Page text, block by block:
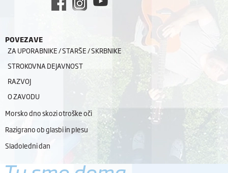
POVEZAVE
ZA UPORABNIKE / STARŠE / SKRBNIKE
STROKOVNA DEJAVNOST
RAZVOJ
O ZAVODU
Morsko dno skozi otroške oči
Razigrano ob glasbi in plesu
Sladoledni dan